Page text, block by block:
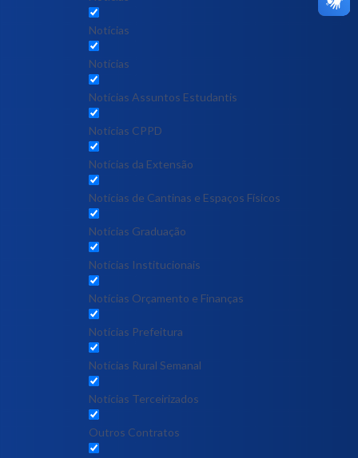
Notícias
Notícias
Notícias Assuntos Estudantis
Notícias CPPD
Notícias da Extensão
Notícias de Cantinas e Espaços Físicos
Notícias Graduação
Notícias Institucionais
Notícias Orçamento e Finanças
Notícias Prefeitura
Notícias Rural Semanal
Notícias Terceirizados
Outros Contratos